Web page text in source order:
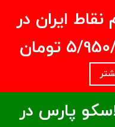
نقاط ایران در
پارس در